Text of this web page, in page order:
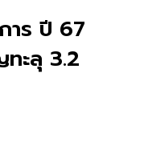
าร ปี 67
ทะลุ 3.2